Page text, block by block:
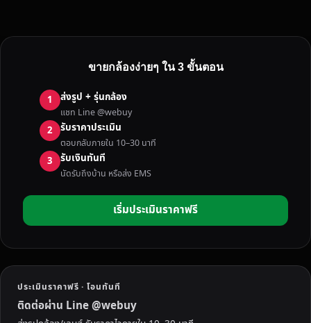
ขายกล้องง่ายๆ ใน 3 ขั้นตอน
1 ส่งรูป + รุ่นกล้อง
แชท Line @webuy
2 รับราคาประเมิน
ตอบกลับภายใน 10–30 นาที
3 รับเงินทันที
นัดรับถึงบ้าน หรือส่ง EMS
เริ่มประเมินราคาฟรี
ประเมินราคาฟรี · โอนทันที
ติดต่อผ่าน Line @webuy